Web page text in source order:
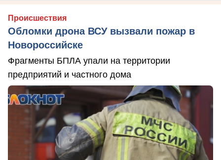
Происшествия
Обломки дрона ВСУ вызвали пожар в
Новороссийске
Фрагменты БПЛА упали на территории
предприятий и частного дома